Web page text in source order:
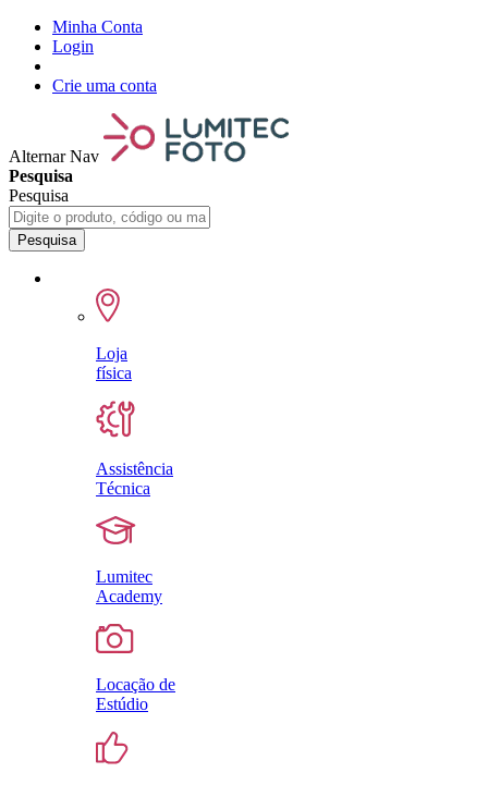
Minha Conta
Login
Crie uma conta
Alternar Nav
Pesquisa
Pesquisa
Pesquisa
Loja
física
Assistência
Técnica
Lumitec
Academy
Locação de
Estúdio